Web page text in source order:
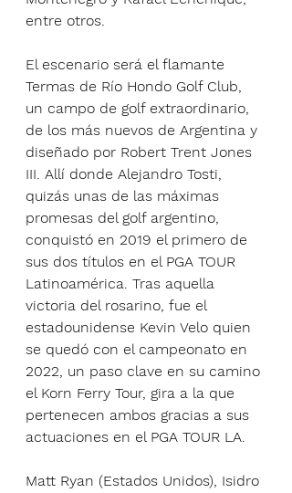
entre otros.
El escenario será el flamante
Termas de Río Hondo Golf Club,
un campo de golf extraordinario,
de los más nuevos de Argentina y
diseñado por Robert Trent Jones
III. Allí donde Alejandro Tosti,
quizás unas de las máximas
promesas del golf argentino,
conquistó en 2019 el primero de
sus dos títulos en el PGA TOUR
Latinoamérica. Tras aquella
victoria del rosarino, fue el
estadounidense Kevin Velo quien
se quedó con el campeonato en
2022, un paso clave en su camino
el Korn Ferry Tour, gira a la que
pertenecen ambos gracias a sus
actuaciones en el PGA TOUR LA.
Matt Ryan (Estados Unidos), Isidro